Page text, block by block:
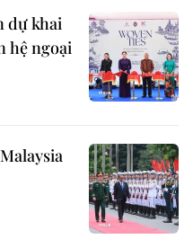
dự khai
hệ ngoại